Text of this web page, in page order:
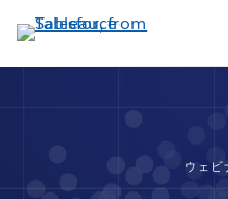
イ
ン
ウェビ